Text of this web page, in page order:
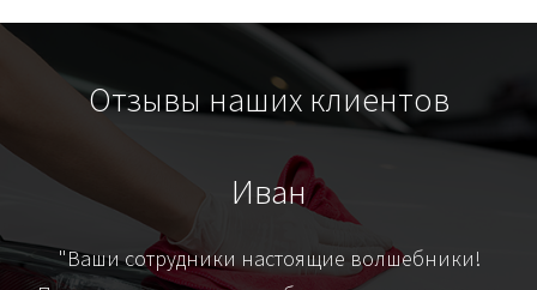
Отзывы наших клиентов
Иван
"Ваши сотрудники настоящие волшебники!